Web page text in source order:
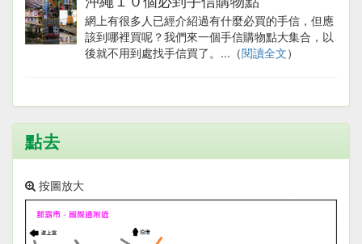
網上有很多人已經介紹過有什麼必買的手信，但應
該到哪裡買呢？我們來一個手信購物點大集合，以
後就不用到處找手信買了。...（閱讀全文）
點去
按圖放大